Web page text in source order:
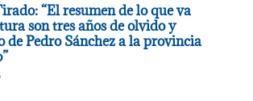
“El resumen de lo que va
son tres años de olvido y
de Pedro Sánchez a la provincia